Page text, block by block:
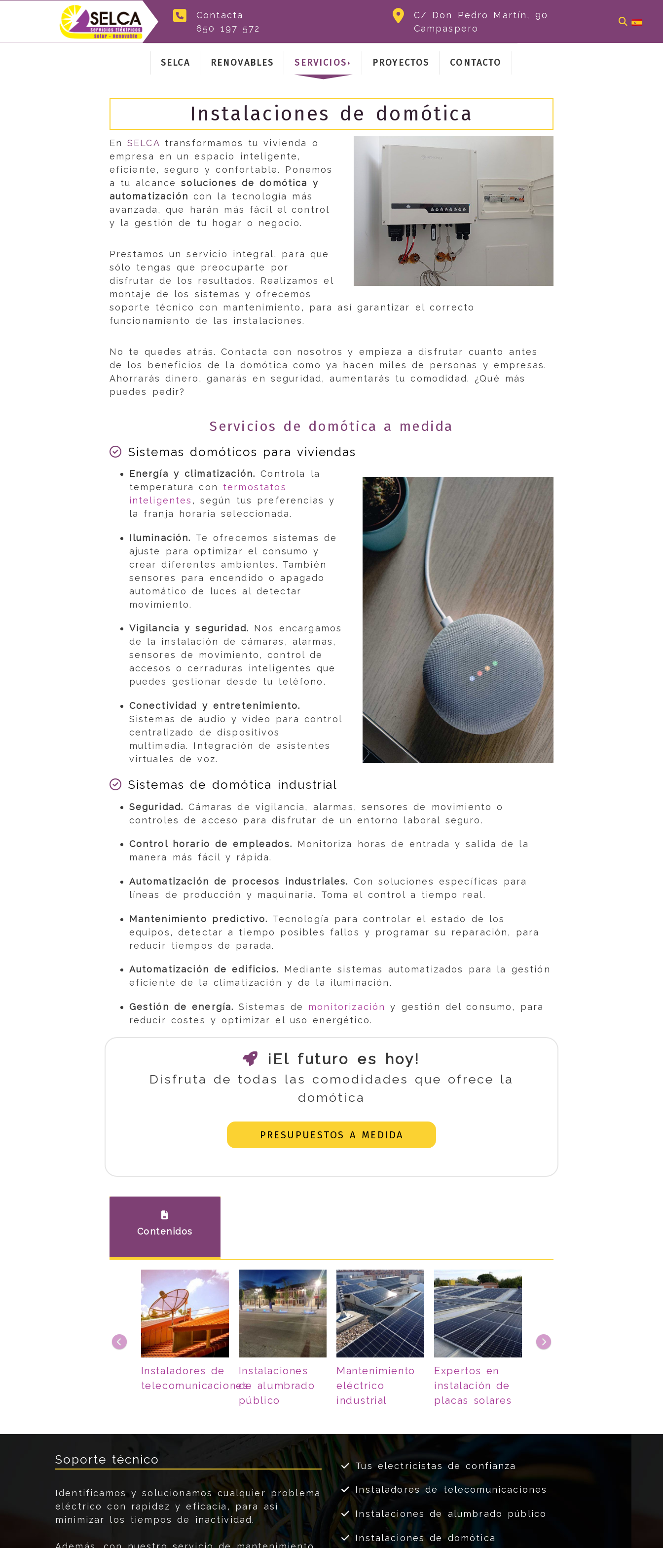
Contacta
650 197 572
C/ Don Pedro Martín, 90
Campaspero
SELCA RENOVABLES SERVICIOS PROYECTOS CONTACTO
Instalaciones de domótica
En SELCA transformamos tu vivienda o
empresa en un espacio inteligente,
eficiente, seguro y confortable. Ponemos
a tu alcancesoluciones de domótica y
automatización con la tecnología más
avanzada, que harán más fácil el control
y la gestión de tu hogar o negocio.
Prestamos un servicio integral, para que
sólo tengas que preocuparte por
disfrutar de los resultados. Realizamos el
montaje de los sistemas y ofrecemos
soporte técnico con mantenimiento, para así garantizar el correcto
funcionamiento de las instalaciones.
No te quedes atrás. Contacta con nosotros y empieza a disfrutar cuanto antes
de los beneficios de la domótica como ya hacen miles de personas y empresas.
Ahorrarás dinero, ganarás en seguridad, aumentarás tu comodidad. ¿Qué más
puedes pedir?
Servicios de domótica a medida
Sistemas domóticos para viviendas
Energía y climatización. Controla la
temperatura con termostatos
inteligentes , según tus preferencias y
la franja horaria seleccionada.
Iluminación.
Te ofrecemos sistemas de
ajuste para optimizar el consumo y
crear diferentes ambientes. También
sensores para encendido o apagado
automático de luces al detectar
movimiento.
Vigilancia y seguridad. Nos encargamos
de la instalación de cámaras, alarmas,
sensores de movimiento, control de
accesos o cerraduras inteligentes que
puedes gestionar desde tu teléfono.
Conectividad y entretenimiento.
Sistemas de audio y vídeo para control
centralizado de dispositivos
multimedia. Integración de asistentes
virtuales de voz.
Sistemas de domótica industrial
Seguridad. Cámaras de vigilancia, alarmas, sensores de movimiento o
controles de acceso para disfrutar de un entorno laboral seguro.
Control horario de empleados. Monitoriza horas de entrada y salida de la
manera más fácil y rápida.
Automatización de procesos industriales.
Con soluciones específicas para
líneas de producción y maquinaria. Toma el control a tiempo real.
Mantenimiento predictivo.
Tecnología para controlar el estado de los
equipos, detectar a tiempo posibles fallos y programar su reparación, para
reducir tiempos de parada.
Automatización de edificios. Mediante sistemas automatizados para la gestión
eficiente de la climatización y de la iluminación.
Gestión de energía. Sistemas de monitorización
y gestión del consumo, para
reducir costes y optimizar el uso energético.
¡El futuro es hoy!
Disfruta de todas las comodidades que ofrece la
domótica
PRESUPUESTOS A MEDIDA
Contenidos
Instaladores de
telecomunicaciones
Instalaciones
de alumbrado
público
Mantenimiento
eléctrico
industrial
Expertos en
instalación de
placas solares
Soporte técnico
Identificamos y solucionamos cualquier problema
eléctrico con rapidez y eficacia, para así
minimizar los tiempos de inactividad.
Tus electricistas de confianza
Instaladores de telecomunicaciones
Instalaciones de alumbrado público
Instalaciones de domótica